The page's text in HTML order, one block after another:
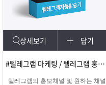
상세보기 담기
#텔레그램 마케팅 / 텔레그램 홍보글 발송
텔레그램의 홍보채널 및 원하는 채널